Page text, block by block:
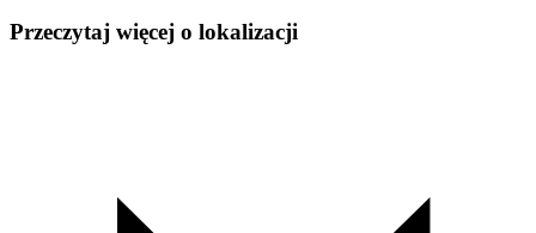
Przeczytaj więcej o lokalizacji